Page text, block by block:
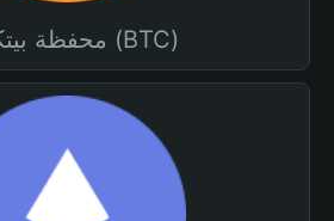
محفظة بيتكوين (BTC)